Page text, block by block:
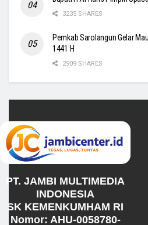
3235 SHARES
Pemkab Sarolangun Gelar
1441 H
2909 SHARES
PT. JAMBI MULTIMEDIA
INDONESIA
SK KEMENKUMHAM RI
Nomor: AHU-0058780-